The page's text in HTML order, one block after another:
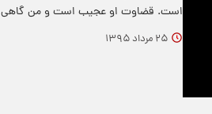
است. قضاوت او عجیب است و من
۲۵ مرداد ۱۳۹۵